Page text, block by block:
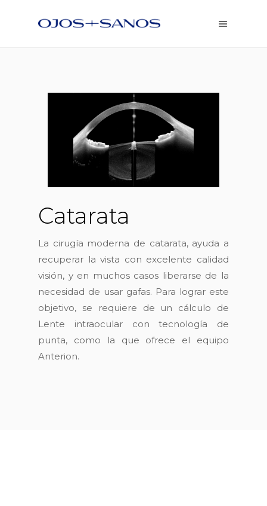
Catarata
La cirugía moderna de catarata, ayuda a
recuperar la vista con excelente calidad
visión, y en muchos casos liberarse de la
necesidad de usar gafas. Para lograr este
objetivo, se requiere de un cálculo de
Lente intraocular con tecnología de
punta, como la que ofrece el equipo
Anterion.